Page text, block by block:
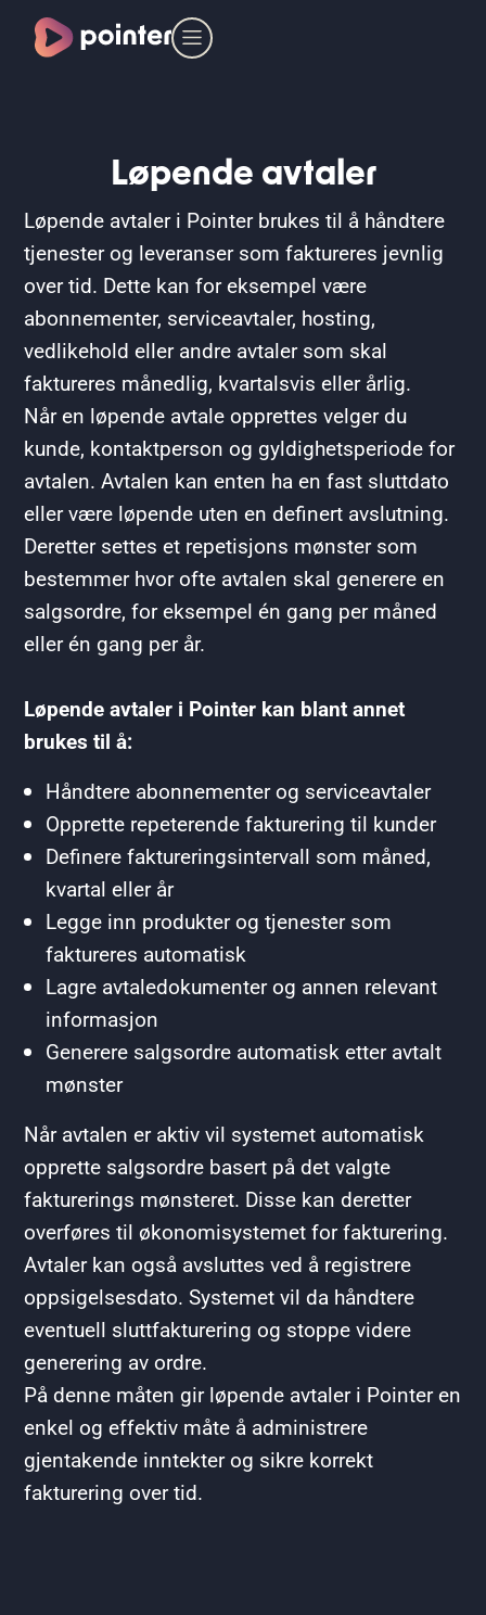
Løpende avtaler
Løpende avtaler i Pointer brukes til å håndtere
tjenester og leveranser som faktureres jevnlig
over tid. Dette kan for eksempel være
abonnementer, serviceavtaler, hosting,
vedlikehold eller andre avtaler som skal
faktureres månedlig, kvartalsvis eller årlig.
Når en løpende avtale opprettes velger du
kunde, kontaktperson og gyldighetsperiode for
avtalen. Avtalen kan enten ha en fast sluttdato
eller være løpende uten en definert avslutning.
Deretter settes et repetisjons mønster som
bestemmer hvor ofte avtalen skal generere en
salgsordre, for eksempel én gang per måned
eller én gang per år.
Løpende avtaler i Pointer kan blant annet
brukes til å:
Håndtere abonnementer og serviceavtaler
Opprette repeterende fakturering til kunder
Definere faktureringsintervall som måned,
kvartal eller år
Legge inn produkter og tjenester som
faktureres automatisk
Lagre avtaledokumenter og annen relevant
informasjon
Generere salgsordre automatisk etter avtalt
mønster
Når avtalen er aktiv vil systemet automatisk
opprette salgsordre basert på det valgte
fakturerings mønsteret. Disse kan deretter
overføres til økonomisystemet for fakturering.
Avtaler kan også avsluttes ved å registrere
oppsigelsesdato. Systemet vil da håndtere
eventuell sluttfakturering og stoppe videre
generering av ordre.
På denne måten gir løpende avtaler i Pointer en
enkel og effektiv måte å administrere
gjentakende inntekter og sikre korrekt
fakturering over tid.